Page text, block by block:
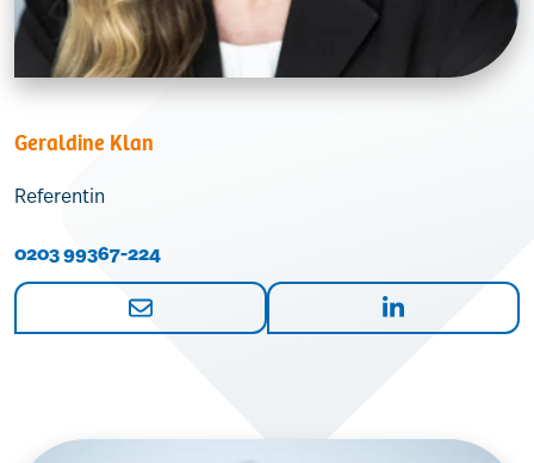
Geraldine Klan
Referentin
0203 99367-224